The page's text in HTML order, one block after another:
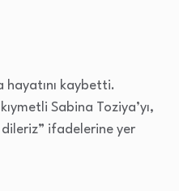
hayatını kaybetti.
Sabina Toziya’yı,
dileriz” ifadelerine yer